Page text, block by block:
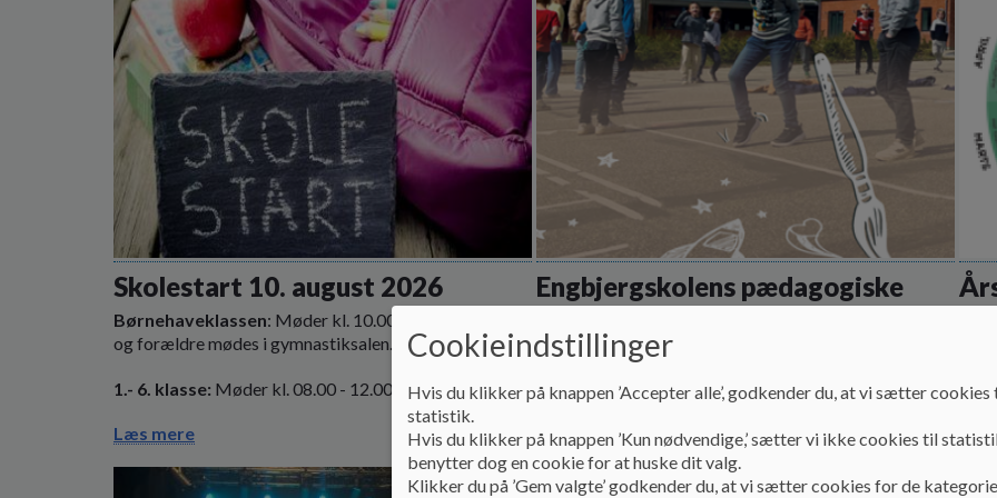
Skolestart 10. august 2026
Børnehaveklassen: Møder kl. 10.00 - 12.00 - børn
og forældre mødes i gymnastiksalen.
1.- 6. klasse: Møder kl. 08.00 - 12.00
Læs mere
Engbjergskolens pædagogiske
Klik på linket her: https://user-
Læs mere Læs
Cookieindstillinger
Hvis du klikker på knappen ’Accepter alle’, godkender du, at vi sætter
statistik.
Hvis du klikker på knappen ’Kun nødvendige,’ sætter vi ikke cookies til
benytter dog en cookie for at huske dit valg.
Klikker du på ’Gem valgte’ godkender du, at vi sætter cookies for de